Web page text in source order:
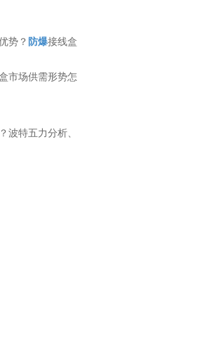
势？ 防爆接线盒
市场供需形势怎
波特五力分析、